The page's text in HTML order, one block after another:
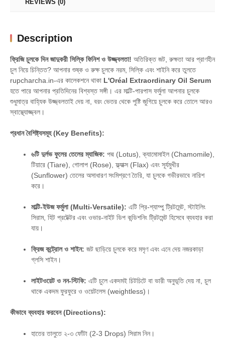
REVIEWS (0)
Description
ফ্রিজি চুলকে দিন জাদুকরী সিল্কি ফিনিশ ও উজ্জ্বলতা! অতিরিক্ত জট, রুক্ষতা আর প্রাণহীন
চুল নিয়ে চিন্তিত? আপনার শুষ্ক ও রুক্ষ চুলকে নরম, সিল্কি এবং শাইনি করে তুলতে
rupcharcha.in-এর কালেকশনে থাকা L'Oréal Extraordinary Oil Serum
হতে পারে আপনার প্রতিদিনের বিশ্বস্ত সঙ্গী। এর মাল্টি-পারপাস ফর্মুলা আপনার চুলকে
শুধুমাত্র বাহ্যিক উজ্জ্বলতাই দেয় না, বরং ভেতর থেকে পুষ্টি জুগিয়ে চুলকে করে তোলে আরও
স্বাস্থ্যোজ্জ্বল।
প্রধান বৈশিষ্ট্যসমূহ (Key Benefits):
৬টি দুর্লভ ফুলের তেলের ম্যাজিক: পদ্ম (Lotus), ক্যামোমাইল (Chamomile),
টিয়ারে (Tiare), গোলাপ (Rose), ফ্ল্যাক্স (Flax) এবং সূর্যমুখীর
(Sunflower) তেলের অসাধারণ সংমিশ্রণে তৈরি, যা চুলকে গভীরভাবে নারিশ
করে।
মাল্টি-ইউজ ফর্মুলা (Multi-Versatile): এটি প্রি-শ্যাম্পু ট্রিটমেন্ট, স্টাইলিং
সিরাম, হিট প্রটেক্টর এবং ওভার-নাইট ডিপ কন্ডিশনিং ট্রিটমেন্ট হিসেবে ব্যবহার করা
যায়।
ফ্রিজ কন্ট্রোল ও শাইন: জট ছাড়িয়ে চুলকে করে মসৃণ এবং এনে দেয় নজরকাড়া
গ্লসি শাইন।
লাইটওয়েট ও নন-স্টিকি: এটি চুলে একদমই চিটচিটে বা ভারী অনুভূতি দেয় না, চুল
থাকে একদম ফুরফুরে ও ওয়েটলেস (weightless)।
কীভাবে ব্যবহার করবেন (Directions):
হাতের তালুতে ২-৩ ফোঁটা (2-3 Drops) সিরাম নিন।